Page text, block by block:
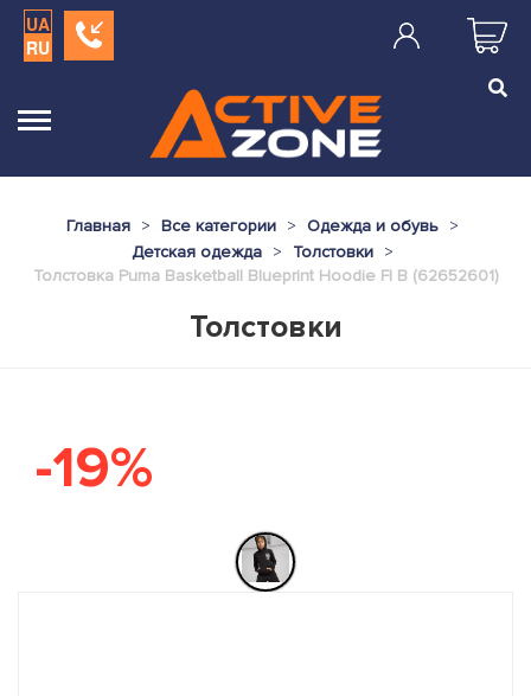
UA
RU
Главная Все категории
Одежда и обувь
Детская одежда
Толстовки
Толстовка Puma Basketball Blueprint Hoodie Fl B (62652601)
Толстовки
-19%